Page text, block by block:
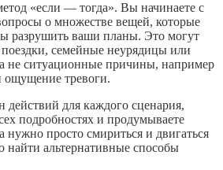
«если — тогда». Вы начинаете с
о множестве вещей, которые
разрушить ваши планы. Это могут
семейные неурядицы или
не ситуационные причины, например
ощущение тревоги.
действий для каждого сценария,
подробностях и продумываете
просто смириться и двигаться
найти альтернативные способы